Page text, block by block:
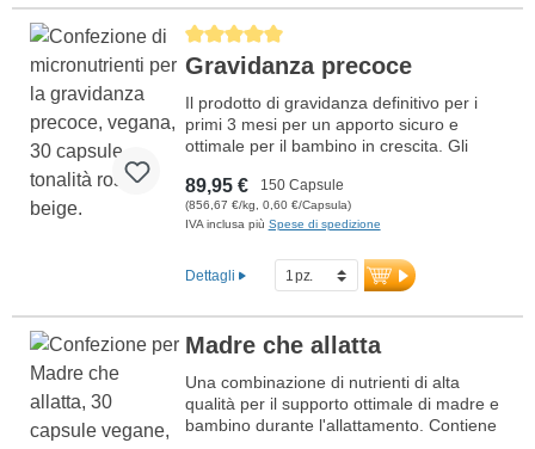
pesce e con sigillatura priva di alluminio.
Maggiori informazioni sulla
gravidanza dal 4° al 9° mese
Average rating of 5 out of 5 stars
Gravidanza precoce
Il prodotto di gravidanza definitivo per i
primi 3 mesi per un apporto sicuro e
ottimale per il bambino in crescita. Gli
non si utilizza olio di pesce. Con vitamine
bioattive, estremamente importanti
durante la gravidanza. L'apporto ottimale
acido folico in forma bioattiva, ferro, calcio
e DHA per supportare lo sviluppo sano del
bambino. Sviluppato da medici, prodotto
in Germania con sigillatura priva di
Ulteriori informazioni sulla
gravidanza precoce 1°-3° mese
89,95 € 150 Capsule
(856,67 €/kg, 0,60 €/Capsula)
IVA inclusa più Spese di spedizione
Dettagli
Madre che allatta
Una combinazione di nutrienti di alta
qualità per il supporto ottimale di madre e
bambino durante l'allattamento. Contiene